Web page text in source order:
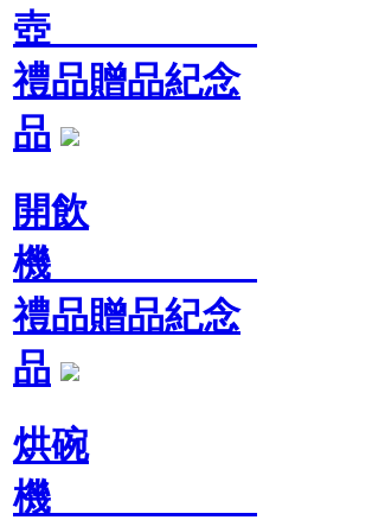
壺
禮品贈品紀念
品
開飲
機
禮品贈品紀念
品
烘碗
機